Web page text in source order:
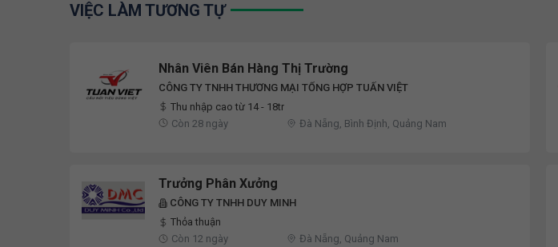
VIỆC LÀM TƯƠNG TỰ
Nhân Viên Bán Hàng Thị Trường
CÔNG TY TNHH THƯƠNG MẠI TỔNG HỢP TUẤN VIỆT
Thu nhập cao từ 14 - 18tr
Còn 28 ngày
Đà Nẵng, Bình Định, Quảng Nam
Trưởng Phân Xưởng
CÔNG TY TNHH DUY MINH
Thỏa thuận
Còn 12 ngày
Đà Nẵng, Quảng Nam